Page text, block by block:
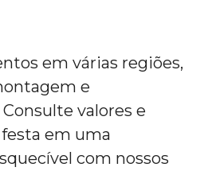
em várias regiões,
e
valores e
em uma
com nossos